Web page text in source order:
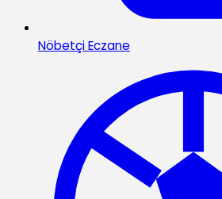
Nöbetçi Eczane